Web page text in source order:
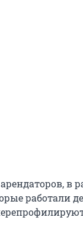
в
работали